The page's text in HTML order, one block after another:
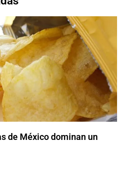
de México dominan un